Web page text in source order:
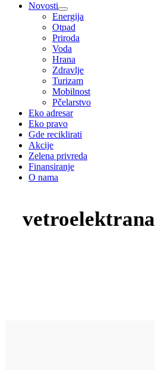
Novosti
Energija
Otpad
Priroda
Voda
Hrana
Zdravlje
Turizam
Mobilnost
Pčelarstvo
Eko adresar
Eko pravo
Gde reciklirati
Akcije
Zelena privreda
Finansiranje
O nama
vetroelektrana